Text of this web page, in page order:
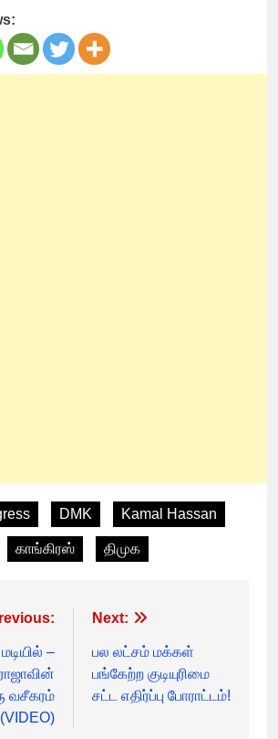
DMK Kamal Hassan
காங்கிரஸ் திமுக
–
வசீகரம்
(VIDEO)
Next:
பல லட்சம் மக்கள்
பங்கேற்ற குடியுரிமை
சட்ட எதிர்ப்பு போராட்டம்!